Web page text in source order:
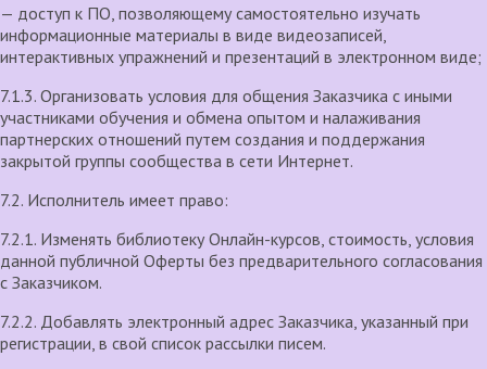
— доступ к ПО, позволяющему самостоятельно изучать
информационные материалы в виде видеозаписей,
интерактивных упражнений и презентаций в электронном виде;
7.1.3. Организовать условия для общения Заказчика с иными
участниками обучения и обмена опытом и налаживания
партнерских отношений путем создания и поддержания
закрытой группы сообщества в сети Интернет.
7.2. Исполнитель имеет право:
7.2.1. Изменять библиотеку Онлайн-курсов, стоимость, условия
данной публичной Оферты без предварительного согласования
с Заказчиком.
7.2.2. Добавлять электронный адрес Заказчика, указанный при
регистрации, в свой список рассылки писем.